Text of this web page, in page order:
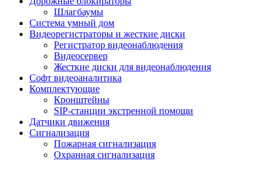
Шлагбаумы
Cистема умный дом
Видеорегистраторы и жесткие диски
Регистратор видеонаблюдения
Видеосервер
Жесткие диски для видеонаблюдения
Софт видеоаналитика
Комплектующие
Кронштейны
SIP-станции экстренной помощи
Датчики движения
Сигнализация
Пожарная сигнализация
Охранная сигнализация